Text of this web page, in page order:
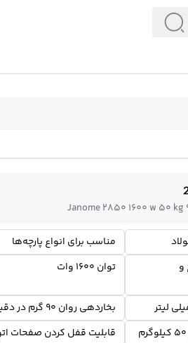
Janome 2850 1600 w 50 kg
مناسب برای انواع پارچه‌ها
و
توان 1600 وات
بخاردهی روان 90 گرم در دقیقه
قابلیت قفل کردن صفحات